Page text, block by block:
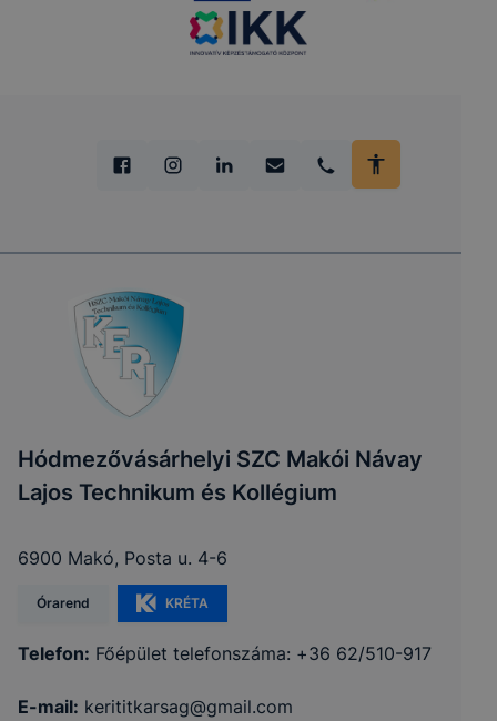
Hódmezővásárhelyi SZC Makói Návay
Lajos Technikum és Kollégium
6900 Makó, Posta u. 4-6
Órarend KRÉTA
Telefon: Főépület telefonszáma: +36 62/510-917
E-mail: kerititkarsag@gmail.com